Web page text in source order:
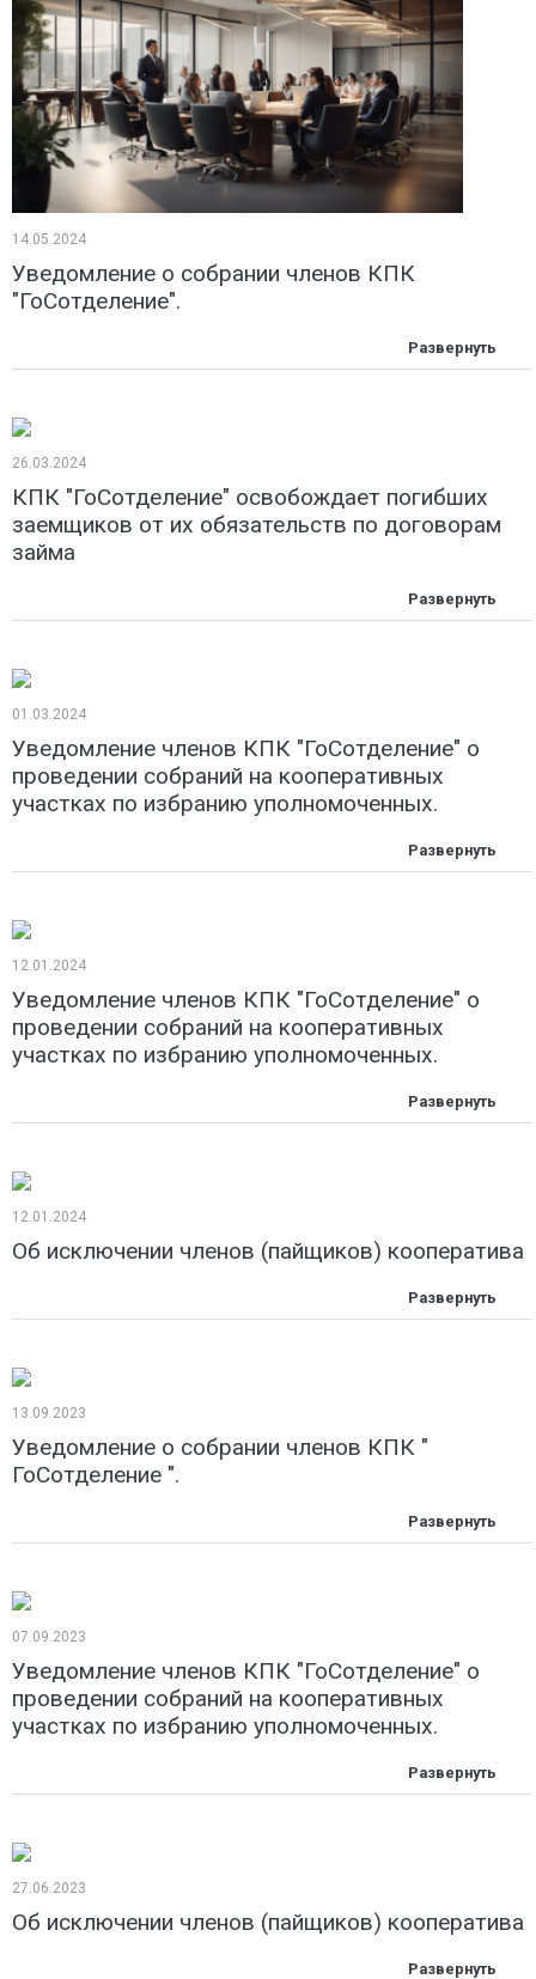
14.05.2024
Уведомление о собрании членов КПК
"ГоСотделение".
26.03.2024
КПК "ГоСотделение" освобождает погибших
заемщиков от их обязательств по договорам
займа
01.03.2024
Уведомление членов КПК "ГоСотделение" о
проведении собраний на кооперативных
участках по избранию уполномоченных.
12.01.2024
Уведомление членов КПК "ГоСотделение" о
проведении собраний на кооперативных
участках по избранию уполномоченных.
12.01.2024
Об исключении членов (пайщиков) кооператива
13.09.2023
Уведомление о собрании членов КПК "
ГоСотделение ".
07.09.2023
Уведомление членов КПК "ГоСотделение" о
проведении собраний на кооперативных
участках по избранию уполномоченных.
27.06.2023
Об исключении членов (пайщиков) кооператива